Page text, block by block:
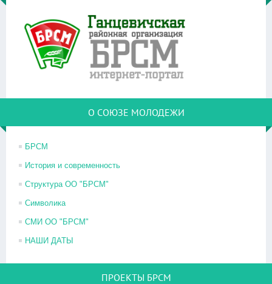
О СОЮЗЕ МОЛОДЕЖИ
БРСМ
История и современность
Структура ОО "БРСМ"
Символика
СМИ ОО "БРСМ"
НАШИ ДАТЫ
ПРОЕКТЫ БРСМ